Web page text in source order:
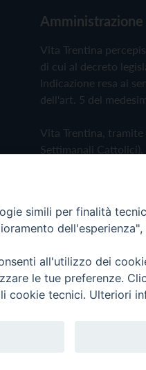
Vita Trentina
di cui al decreto
Indicazione resa ai
dell'art. 5 del
Vita Trentina, tramite
Settimanali
Privacy Policy
Trentina Editrice
simili per finalità
all'utilizzo dei
le tue preferenze.
cookie tecnici. Ulteriori